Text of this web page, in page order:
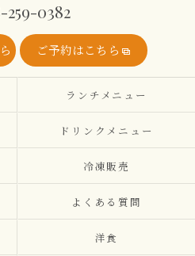
259-0382
ご予約はこちら
ランチメニュー
ドリンクメニュー
冷凍販売
よくある質問
洋食